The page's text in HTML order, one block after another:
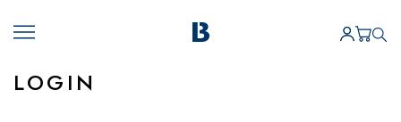
LOGIN